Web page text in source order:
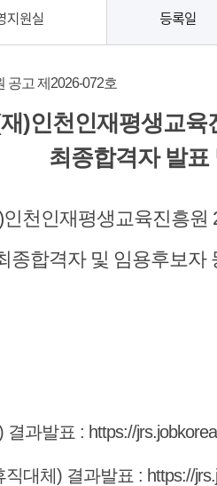
지원실 등록일
공고 제2026-072호
)인천인재평생교육
최종합격자 발
천인재평생교육진흥원
종합격자 및 임용후보자
결과발표 : https://
대체) 결과발표 : https://